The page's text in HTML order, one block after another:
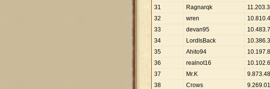
31
Ragnarqk 11.203.
32
wren 10.810.
33
devan95 10.483.
34
LordIsBack 10.386.
35
Ahito94 10.197.
36
realnot16 10.102.
37
Mr.K 9.873.
38
Crows 9.269.